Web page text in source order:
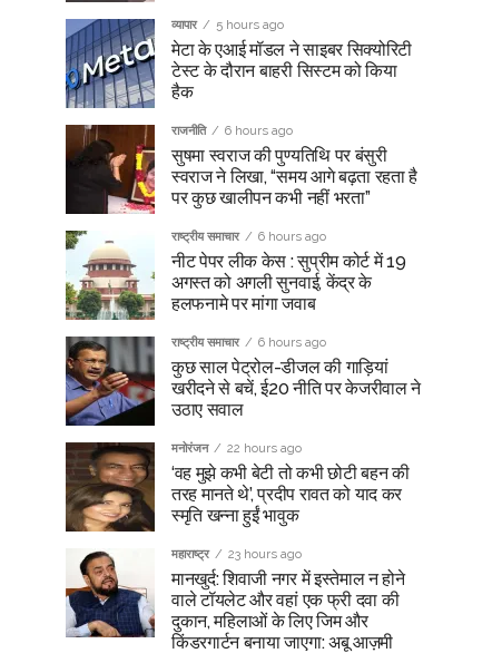
व्यापार 5 hours ago
मेटा के एआई मॉडल ने साइबर सिक्योरिटी
टेस्ट के दौरान बाहरी सिस्टम को किया
हैक
राजनीति 6 hours ago
सुषमा स्वराज की पुण्यतिथि पर बंसुरी
स्वराज ने लिखा, “समय आगे बढ़ता रहता है
पर कुछ खालीपन कभी नहीं भरता”
राष्ट्रीय समाचार 6 hours ago
नीट पेपर लीक केस : सुप्रीम कोर्ट में 19
अगस्त को अगली सुनवाई, केंद्र के
हलफनामे पर मांगा जवाब
राष्ट्रीय समाचार 6 hours ago
कुछ साल पेट्रोल-डीजल की गाड़ियां
खरीदने से बचें, ई20 नीति पर केजरीवाल ने
उठाए सवाल
मनोरंजन 22 hours ago
‘वह मुझे कभी बेटी तो कभी छोटी बहन की
तरह मानते थे’, प्रदीप रावत को याद कर
स्मृति खन्ना हुईं भावुक
महाराष्ट्र 23 hours ago
मानखुर्द: शिवाजी नगर में इस्तेमाल न होने
वाले टॉयलेट और वहां एक फ्री दवा की
दुकान, महिलाओं के लिए जिम और
किंडरगार्टन बनाया जाएगा: अबू आज़मी